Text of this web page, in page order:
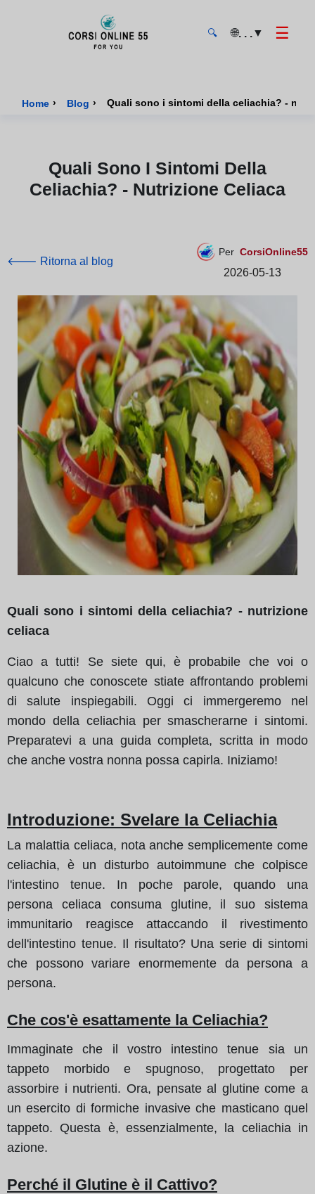
🔍 🌐. . .▼ ☰
Home › Blog › Quali sono i sintomi della celiachia? -
Quali Sono I Sintomi Della
Celiachia? - Nutrizione Celiaca
🡐 Ritorna al blog
Per CorsiOnline55
2026-05-13
Quali sono i sintomi della celiachia? - nutrizione
celiaca
Ciao a tutti! Se siete qui, è probabile che voi o
qualcuno che conoscete stiate affrontando problemi
di salute inspiegabili. Oggi ci immergeremo nel
mondo della celiachia per smascherarne i sintomi.
Preparatevi a una guida completa, scritta in modo
che anche vostra nonna possa capirla. Iniziamo!
Introduzione: Svelare la Celiachia
La malattia celiaca, nota anche semplicemente come
celiachia, è un disturbo autoimmune che colpisce
l'intestino tenue. In poche parole, quando una
persona celiaca consuma glutine, il suo sistema
immunitario reagisce attaccando il rivestimento
dell'intestino tenue. Il risultato? Una serie di sintomi
che possono variare enormemente da persona a
persona.
Che cos'è esattamente la Celiachia?
Immaginate che il vostro intestino tenue sia un
tappeto morbido e spugnoso, progettato per
assorbire i nutrienti. Ora, pensate al glutine come a
un esercito di formiche invasive che masticano quel
tappeto. Questa è, essenzialmente, la celiachia in
azione.
Perché il Glutine è il Cattivo?